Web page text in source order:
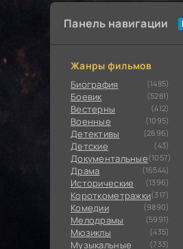
Панель навигации
Жанры фильмов
Биография (1485)
Боевик (5281)
Вестерны (412)
Военные (1095)
Детективы (2696)
Детские (43)
Документальные(1057)
Драма (16544)
Исторические (1396)
Короткометражки(317)
Комедии (9890)
Мелодрамы (5991)
Мюзиклы (435)
Музыкальные (733)